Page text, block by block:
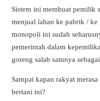
Sistem ini membuat pemilik
menjual lahan ke pabrik / ke
monopoli ini sudah
pemerintah dalam
goreng salah satunya
Sampai kapan rakyat
bertani ini?